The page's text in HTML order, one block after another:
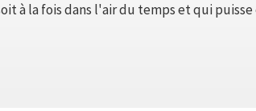
à la fois dans l'air du temps et qui